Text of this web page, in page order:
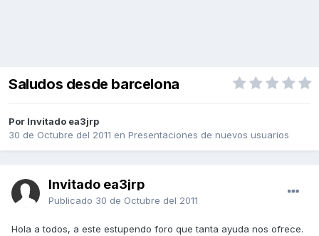
Saludos desde barcelona
Por Invitado ea3jrp
30 de Octubre del 2011 en Presentaciones de nuevos usuarios
Invitado ea3jrp
Publicado 30 de Octubre del 2011
Hola a todos, a este estupendo foro que tanta ayuda nos ofrece.